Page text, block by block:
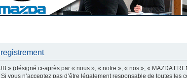
» (désigné ci-après par « nous », « notre », « nos », « MAZDA
vous n’acceptez pas d’être légalement responsable de toutes